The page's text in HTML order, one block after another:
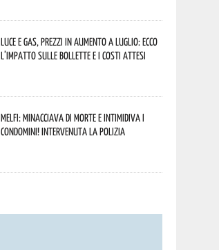
Luce e gas, prezzi in aumento a luglio: ecco
l’impatto sulle bollette e i costi attesi
Melfi: minacciava di morte e intimidiva i
condomini! Intervenuta la Polizia